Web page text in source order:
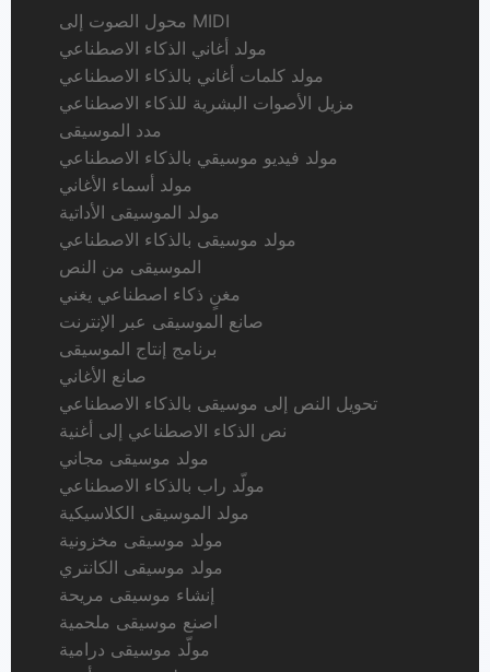
محول الصوت إلى MIDI
مولد أغاني الذكاء الاصطناعي
مولد كلمات أغاني بالذكاء الاصطناعي
مزيل الأصوات البشرية للذكاء الاصطناعي
مدد الموسيقى
مولد فيديو موسيقي بالذكاء الاصطناعي
مولد أسماء الأغاني
مولد الموسيقى الأداتية
مولد موسيقى بالذكاء الاصطناعي
الموسيقى من النص
مغنٍ ذكاء اصطناعي يغني
صانع الموسيقى عبر الإنترنت
برنامج إنتاج الموسيقى
صانع الأغاني
تحويل النص إلى موسيقى بالذكاء الاصطناعي
نص الذكاء الاصطناعي إلى أغنية
مولد موسيقى مجاني
مولّد راب بالذكاء الاصطناعي
مولد الموسيقى الكلاسيكية
مولد موسيقى مخزونية
مولد موسيقى الكانتري
إنشاء موسيقى مريحة
اصنع موسيقى ملحمية
مولّد موسيقى درامية